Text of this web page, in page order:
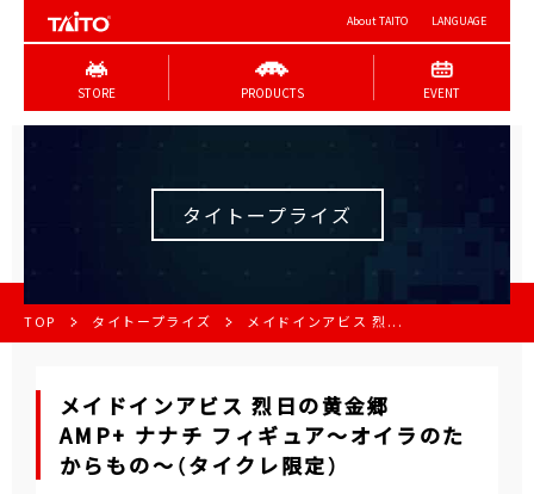
About TAITO LANGUAGE
STORE PRODUCTS EVENT
タイトープライズ
TOP タイトープライズ メイドインアビス 烈...
メイドインアビス 烈日の黄金郷
AMP+ ナナチ フィギュア～オイラのた
からもの～（タイクレ限定）